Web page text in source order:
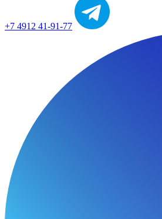
+7 4912 41-91-77